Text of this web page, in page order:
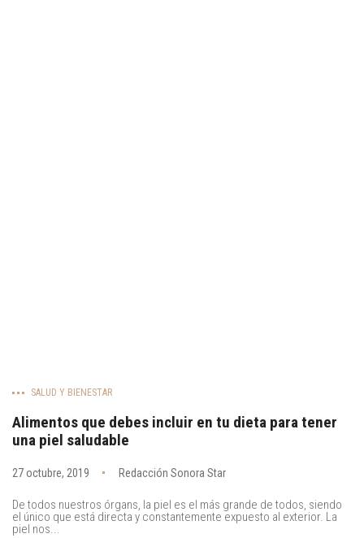
SALUD Y BIENESTAR
Alimentos que debes incluir en tu dieta para tener
una piel saludable
27 octubre, 2019 Redacción Sonora Star
De todos nuestros órgans, la piel es el más grande de todos, siendo
el único que está directa y constantemente expuesto al exterior. La
piel nos...